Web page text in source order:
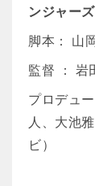
ンジャーズ
脚本： 山
監督 ： 岩
プロデュ
人、大池
ビ）